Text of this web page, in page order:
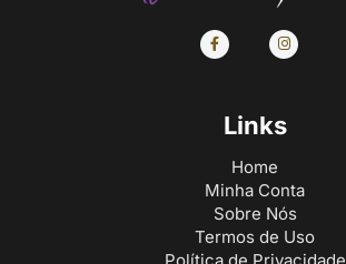
Links
Home
Minha Conta
Sobre Nós
Termos de Uso
Política de Privacidade